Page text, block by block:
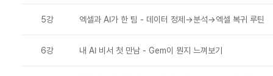
5강 엑셀과 AI가 한 팀 - 데이터 정제→분석→엑셀 복귀 루틴
6강 내 AI 비서 첫 만남 - Gem이 뭔지 느껴보기